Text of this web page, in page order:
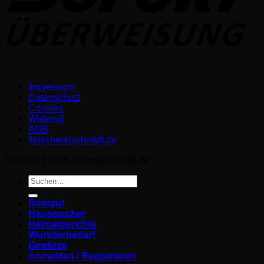
Impressum
Datenschutz­
Cookies
Widerruf
AGB
fleischereischmidt.de
Suchen
nach:
Rostgut
Hausmacher
Heimatgerichte
Wurstlerbedarf
Gewürze
Anmelden / Registrieren